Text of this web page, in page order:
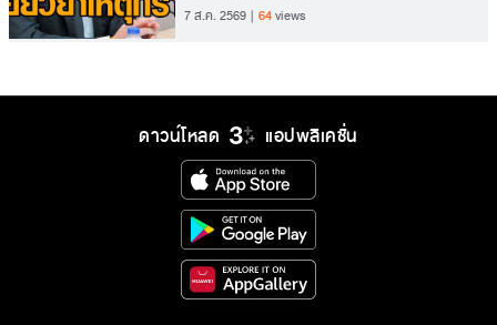
7 ส.ค. 2569 64views
ดาวน์โหลด แอปพลิเคชั่น